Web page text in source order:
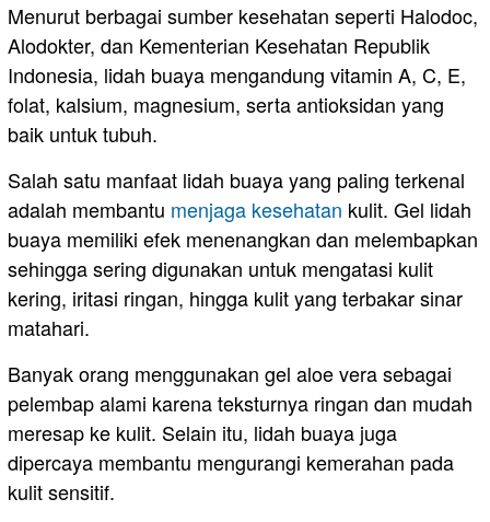
Menurut berbagai sumber kesehatan seperti Halodoc⁠,
Alodokter⁠, dan Kementerian Kesehatan Republik
Indonesia⁠, lidah buaya mengandung vitamin A, C, E,
folat, kalsium, magnesium, serta antioksidan yang
baik untuk tubuh.
Salah satu manfaat lidah buaya yang paling terkenal
adalah membantu menjaga kesehatan kulit. Gel lidah
buaya memiliki efek menenangkan dan melembapkan
sehingga sering digunakan untuk mengatasi kulit
kering, iritasi ringan, hingga kulit yang terbakar sinar
matahari.
Banyak orang menggunakan gel aloe vera sebagai
pelembap alami karena teksturnya ringan dan mudah
meresap ke kulit. Selain itu, lidah buaya juga
dipercaya membantu mengurangi kemerahan pada
kulit sensitif.